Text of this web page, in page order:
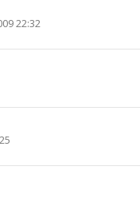
22:32